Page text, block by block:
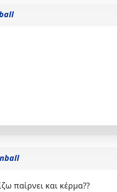
παίρνει και κέρμα??